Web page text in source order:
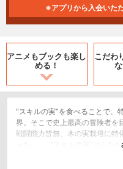
※アプリから入会いた
アニメもブックも楽し
める！
こだわ
“スキルの実”を食べることで、
界。そこで史上最高の冒険者を
戦闘能力皆無、木の実栽培に特
った……。“スキルの実”はふた
きない。一方、「一緒に冒険